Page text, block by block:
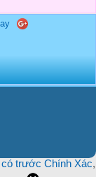
trước Chính Xác,